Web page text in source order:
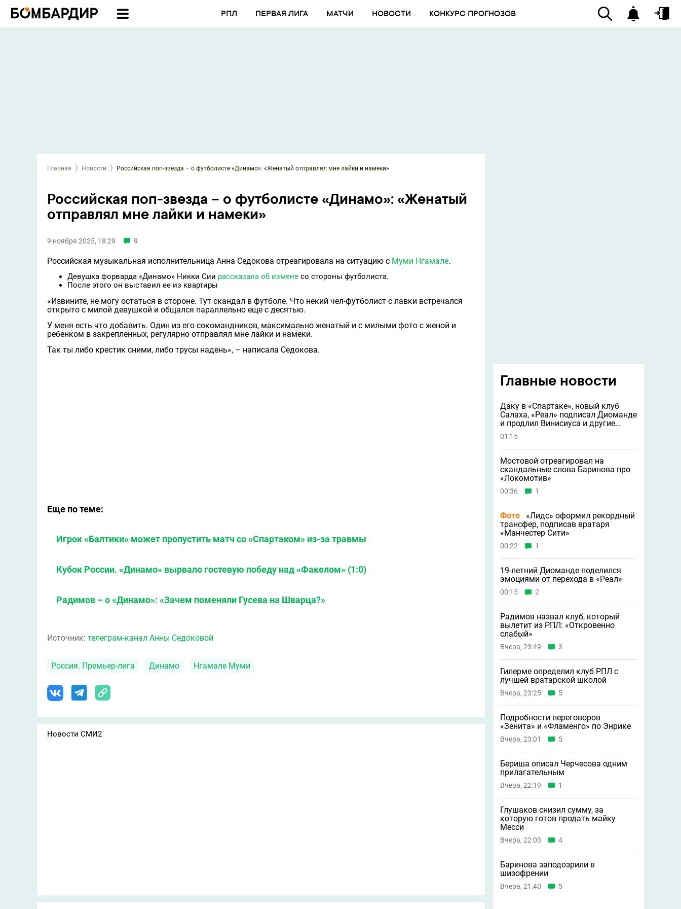
РПЛ ПЕРВАЯ ЛИГА МАТЧИ НОВОСТИ КОНКУРС ПРОГНОЗОВ
Главная Новости Российская поп-звезда – о футболисте «Динамо»: «Женатый отправлял мне лайки и намеки»
Российская поп-звезда – о футболисте «Динамо»: «Женатый
отправлял мне лайки и намеки»
9 ноября 2025, 18:29 9
Российская музыкальная исполнительница Анна Седокова отреагировала на ситуацию с Муми Нгамале.
Девушка форварда «Динамо» Никки Сии рассказала об измене со стороны футболиста.
После этого он выставил ее из квартиры
«Извините, не могу остаться в стороне. Тут скандал в футболе. Что некий чел-футболист с лавки встречался
открыто с милой девушкой и общался параллельно еще с десятью.
У меня есть что добавить. Один из его сокомандников, максимально женатый и с милыми фото с женой и
ребенком в закрепленных, регулярно отправлял мне лайки и намеки.
Так ты либо крестик сними, либо трусы надень», – написала Седокова.
Еще по теме:
Игрок «Балтики» может пропустить матч со «Спартаком» из-за травмы
Кубок России. «Динамо» вырвало гостевую победу над «Факелом» (1:0)
Радимов – о «Динамо»: «Зачем поменяли Гусева на Шварца?»
Источник: телеграм-канал Анны Седоковой
Россия. Премьер-лига Динамо Нгамале Муми
Новости СМИ2
Главные новости
Даку в «Спартаке», новый клуб
Салаха, «Реал» подписал Диоманде
и продлил Винисиуса и другие
новости
01:15
Мостовой отреагировал на
скандальные слова Баринова про
«Локомотив»
00:36 1
Фото
«Лидс» оформил рекордный
трансфер, подписав вратаря
«Манчестер Сити»
00:22 1
19-летний Диоманде поделился
эмоциями от перехода в «Реал»
00:15 2
Радимов назвал клуб, который
вылетит из РПЛ: «Откровенно
слабый»
Вчера, 23:49 3
Гилерме определил клуб РПЛ с
лучшей вратарской школой
Вчера, 23:25 5
Подробности переговоров
«Зенита» и «Фламенго» по Энрике
Вчера, 23:01 5
Бериша описал Черчесова одним
прилагательным
Вчера, 22:19 1
Глушаков снизил сумму, за
которую готов продать майку
Месси
Вчера, 22:03 4
Баринова заподозрили в
шизофрении
Вчера, 21:40 5